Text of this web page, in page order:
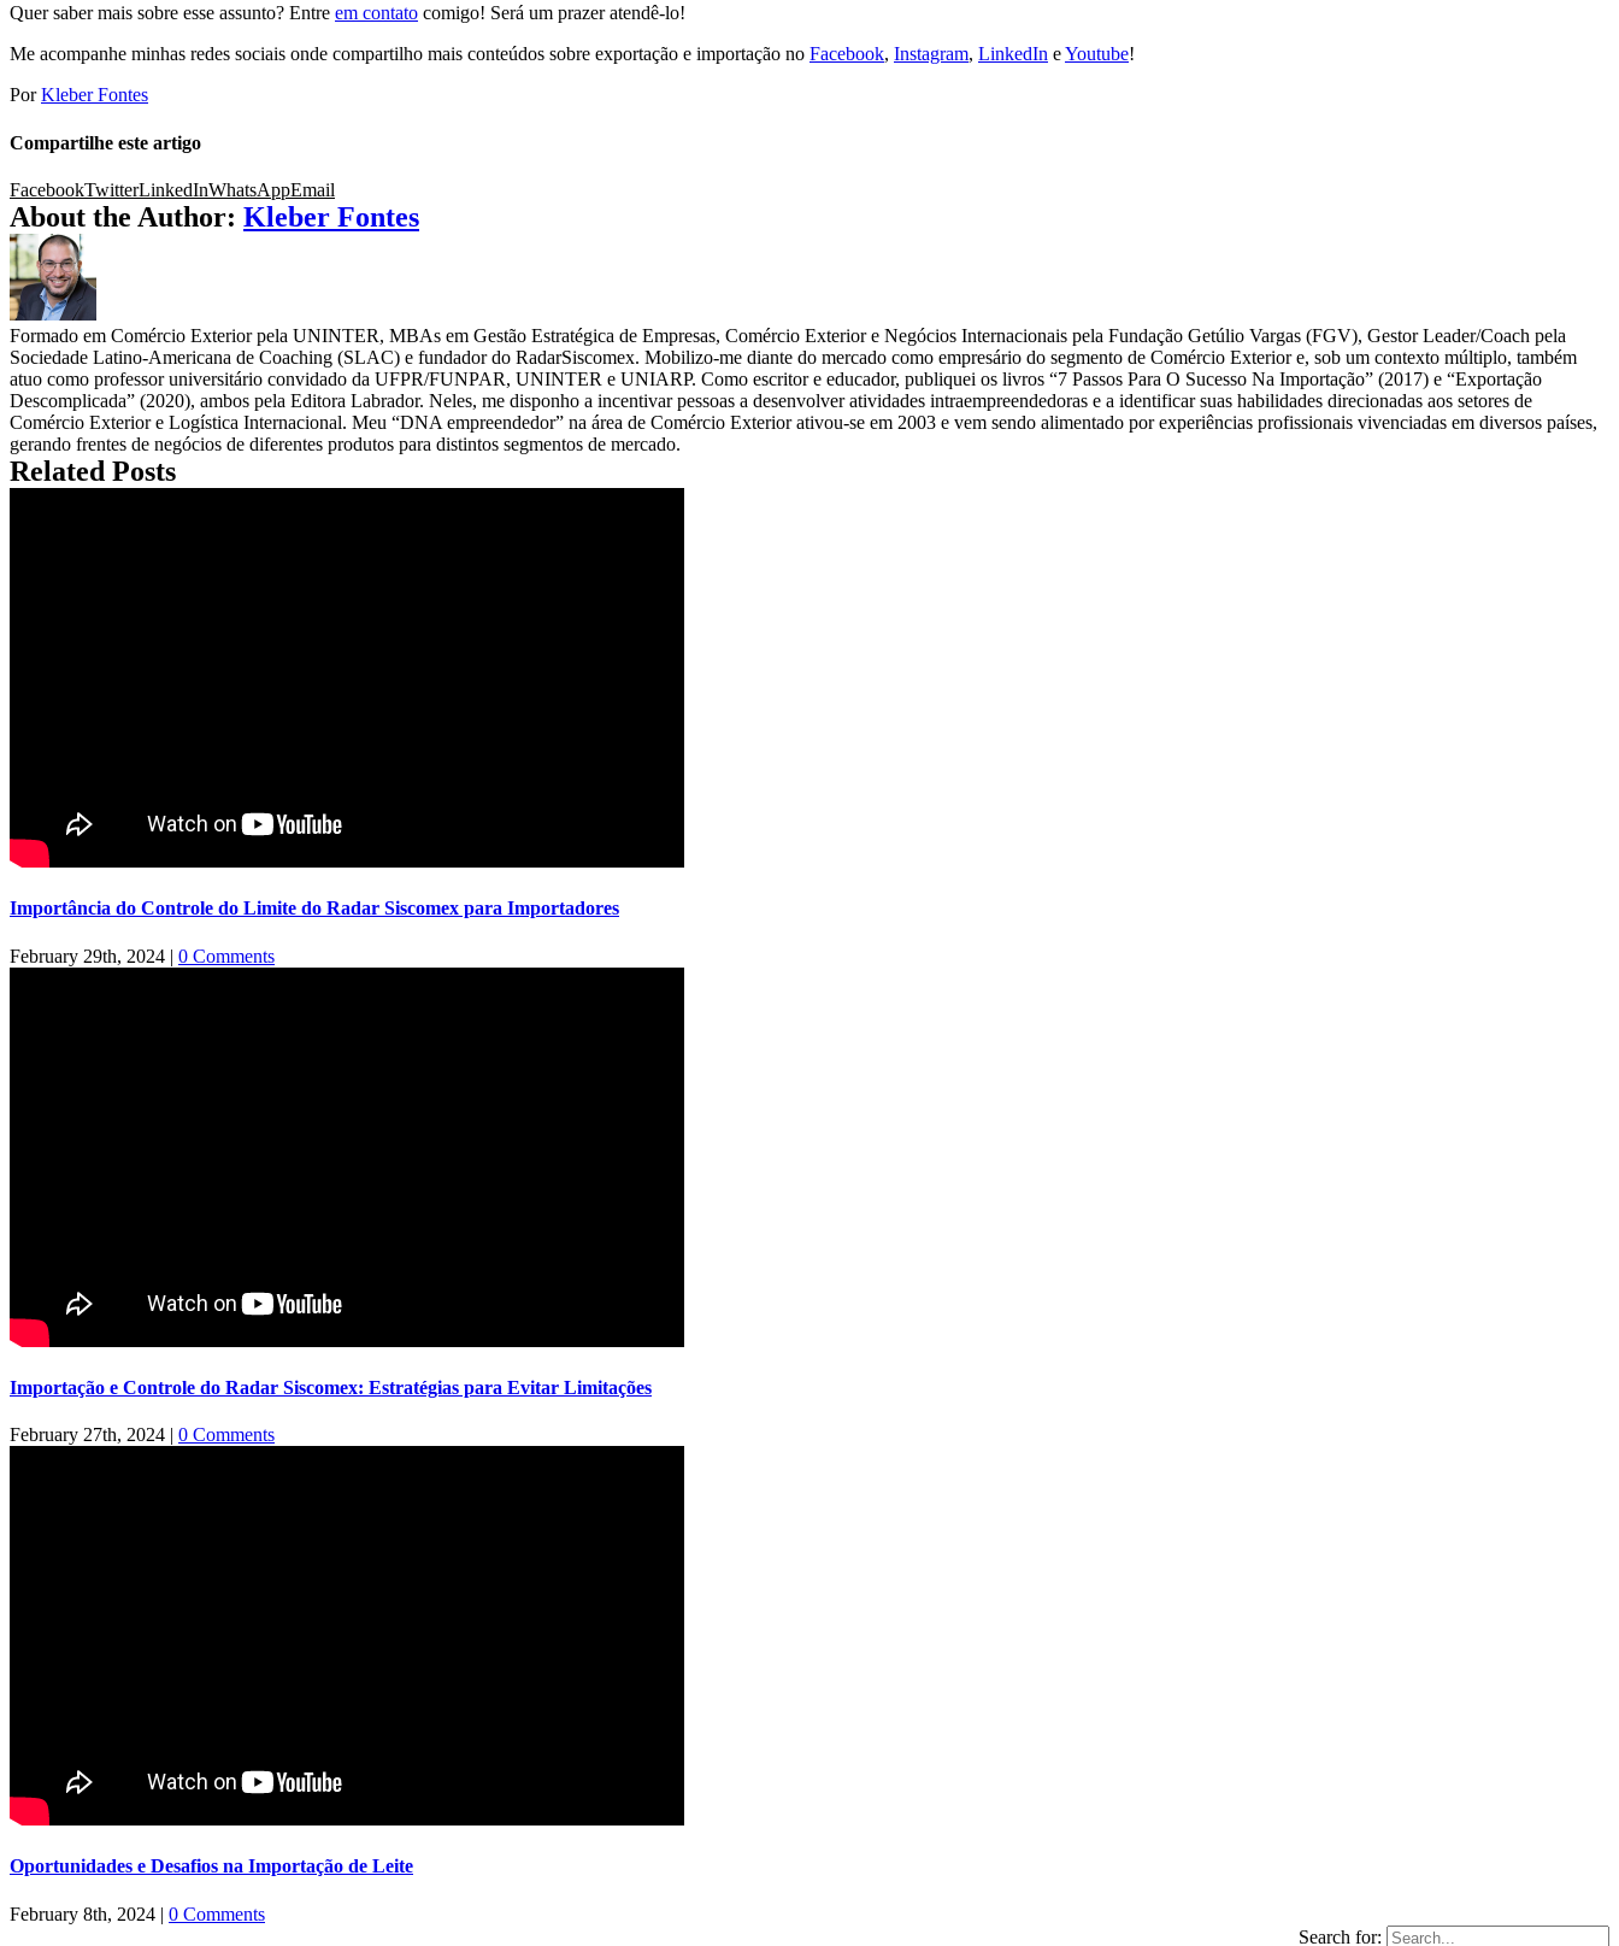
Quer saber mais sobre esse assunto? Entre em contato comigo! Será um prazer atendê-lo!
Me acompanhe minhas redes sociais onde compartilho mais conteúdos sobre exportação e importação no Facebook, Instagram, LinkedIn eYoutube!
PorKleber Fontes
Compartilhe este artigo
FacebookTwitterLinkedInWhatsAppEmail
About the Author: Kleber Fontes
Formado em Comércio Exterior pela UNINTER, MBAs em Gestão Estratégica de Empresas, Comércio Exterior e Negócios Internacionais pela Fundação Getúlio Vargas (FGV), Gestor Leader/Coach pela
Sociedade Latino-Americana de Coaching (SLAC) e fundador do RadarSiscomex. Mobilizo-me diante do mercado como empresário do segmento de Comércio Exterior e, sob um contexto múltiplo, também
atuo como professor universitário convidado da UFPR/FUNPAR, UNINTER e UNIARP. Como escritor e educador, publiquei os livros “7 Passos Para O Sucesso Na Importação” (2017) e “Exportação
Descomplicada” (2020), ambos pela Editora Labrador. Neles, me disponho a incentivar pessoas a desenvolver atividades intraempreendedoras e a identificar suas habilidades direcionadas aos setores de
Comércio Exterior e Logística Internacional. Meu “DNA empreendedor” na área de Comércio Exterior ativou-se em 2003 e vem sendo alimentado por experiências profissionais vivenciadas em diversos países,
gerando frentes de negócios de diferentes produtos para distintos segmentos de mercado.
Related Posts
Importância do Controle do Limite do Radar Siscomex para Importadores
February 29th, 2024 | 0 Comments
Importação e Controle do Radar Siscomex: Estratégias para Evitar Limitações
February 27th, 2024 | 0 Comments
Oportunidades e Desafios na Importação de Leite
February 8th, 2024 | 0 Comments
Search for: